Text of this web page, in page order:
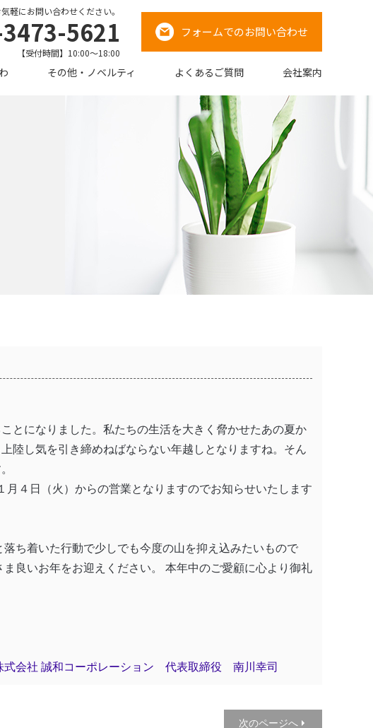
軽にお問い合わせください。
5621
【受付時間】10:00～18:00
フォームでのお問い合わせ
その他・ノベルティ よくあるご質問 会社案内
とになりました。私たちの生活を大きく脅かせたあの夏か
陸し気を引き締めねばならない年越しとなりますね。そん
４日（火）からの営業となりますのでお知らせいたします
ち着いた行動で少しでも今度の山を抑え込みたいもので
良いお年をお迎えください。 本年中のご愛顧に心より御礼
式会社 誠和コーポレーション 代表取締役 南川幸司
次のページへ